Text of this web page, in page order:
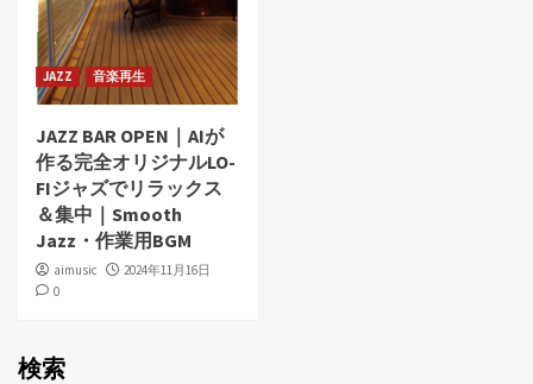
JAZZ 音楽再生
JAZZ BAR OPEN｜AIが
作る完全オリジナルLO-
FIジャズでリラックス
＆集中｜Smooth
Jazz・作業用BGM
aimusic
2024年11月16日
0
検索